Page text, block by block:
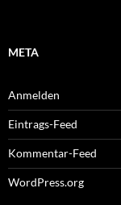
META
Anmelden
Eintrags-Feed
Kommentar-Feed
WordPress.org